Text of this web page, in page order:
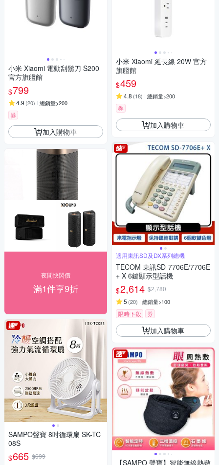
小米 Xiaomi 電動刮鬍刀 S200
官方旗艦館
$799
4.9 (20) 總銷量>200
券
加入購物車
夜間快閃價
滿1件享9折
SAMPO聲寶 8吋循環扇 SK-TC
08S
$665 $699
小米 Xiaomi 延長線 20W 官方
旗艦館
$459
4.8 (18) 總銷量>200
券
加入購物車
適用東訊SD及DX系列總機
TECOM 東訊SD-7706E/7706E
+ X 6鍵顯示型話機
$2,614 $2,780
5 (20) 總銷量>100
限時下殺 券
加入購物車
【SAMPO 聲寶】智能無線熱敷